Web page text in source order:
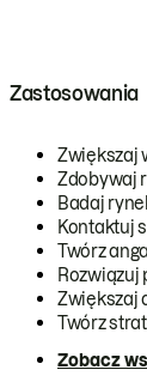
Zastosowania
Zwiększaj
Zdobywaj
Badaj
Kontaktuj
Twórz
Zwiększaj
Twórz
Zobacz